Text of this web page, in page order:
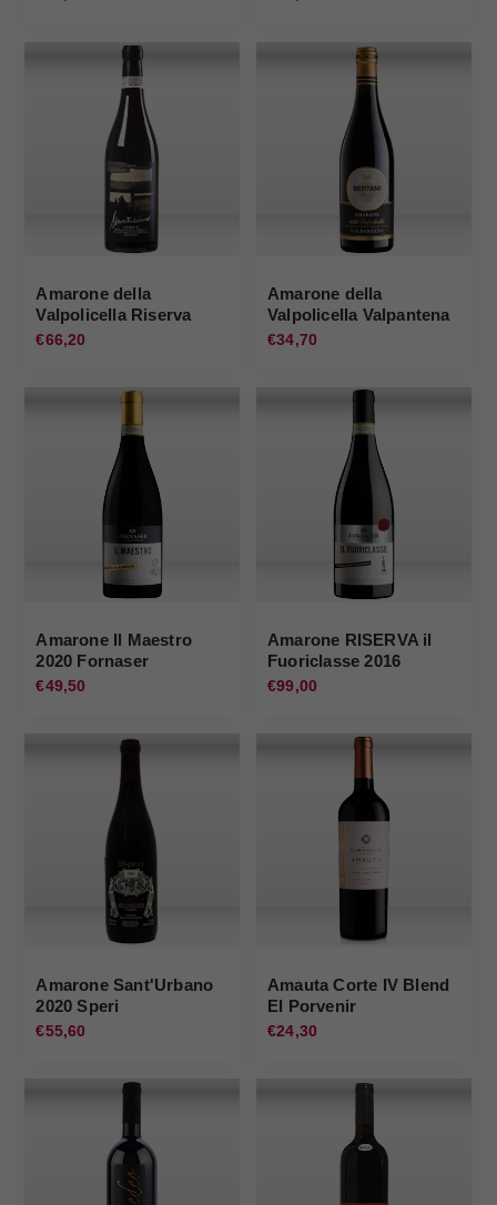
Amarone della
Valpolicella Riserva
2017 Montecariano
€66,20
Amarone della
Valpolicella Valpantena
2022 Bertani
€34,70
Amarone Il Maestro
2020 Fornaser
€49,50
Amarone RISERVA il
Fuoriclasse 2016
Fornaser
€99,00
Amarone Sant'Urbano
2020 Speri
€55,60
Amauta Corte IV Blend
El Porvenir
€24,30